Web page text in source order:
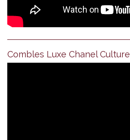
Combles Luxe Chanel Culture